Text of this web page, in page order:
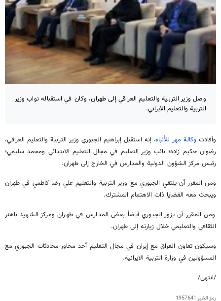
وصل وزير التربية والتعليم العراقي إلى طهران، وكان في استقباله نواب وزير
التربية والتعليم الايراني.
وأفادت وكالة مهر للأنباء، إنه استقبل إبراهيم الجبوري وزير التربية والتعليم العراقي،
رضوان حكيم زاده؛ نائب وزير التعليم في مجال التعليم الابتدائي ومحمد سليمي؛
رئيس مركز الشؤون الدولية والمدارس في الخارج إلى طهران.
ومن المقرر أن يلتقي الجبوري مع وزير التربية والتعليم علي رضا كاظمي في طهران
ويبحث معه القضايا ذات الاهتمام المشترك.
ومن المقرر أن يزور الجبوري أيضاً بعض المدارس في طهران ومركز الشهيد باهنر
الثقافي والتعليمي خلال زيارته إلى طهران.
وسيكون تعاون العراق مع إيران في مجال التعليم أحد محاور محادثات الجبوري مع
المسؤولين في وزارة التربية الايرانية.
/انتهى/
رمز الخبر 1957641